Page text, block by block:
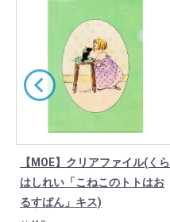
【MOE】クリアファイル(くら
はしれい「こねこのトトはお
るすばん」キス)